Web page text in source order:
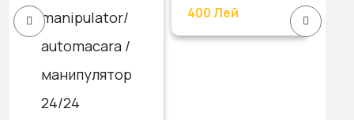
manipulator/
automacara /
манипулятор
24/24
400 Лей